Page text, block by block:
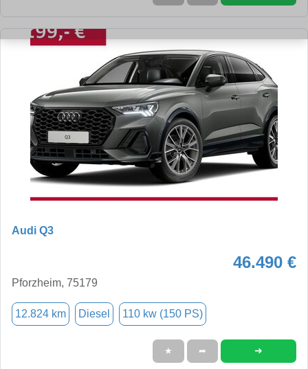
Audi Q3
46.490 €
Pforzheim, 75179
12.824 km Diesel 110 kw (150 PS)
★ ➦ ➜